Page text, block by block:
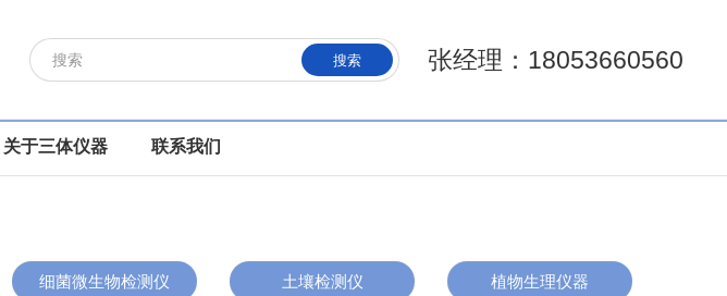
张经理：18053660560
搜索
关于三体仪器 联系我们
细菌微生物检测仪 土壤检测仪 植物生理仪器